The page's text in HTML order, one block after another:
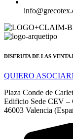
DISFRUTA DE LAS
QUIERO
Plaza Conde de
Edificio Sede CEV –
46003 Valencia